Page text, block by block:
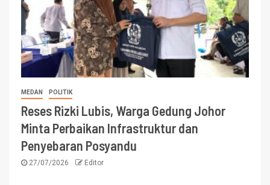
MEDAN POLITIK
Reses Rizki Lubis, Warga Gedung Johor
Minta Perbaikan Infrastruktur dan
Penyebaran Posyandu
27/07/2026 Editor